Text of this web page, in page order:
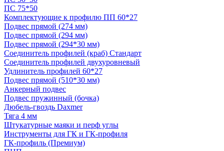
ПС 75*50
Комплектующие к профилю ПП 60*27
Подвес прямой (274 мм)
Подвес прямой (294 мм)
Подвес прямой (294*30 мм)
Соединитель профилей (краб) Стандарт
Соединитель профилей двухуровневый
Удлинитель профилей 60*27
Подвес прямой (510*30 мм)
Анкерный подвес
Подвес пружинный (бочка)
Дюбель-гвоздь Daxmer
Тяга 4 мм
Штукатурные маяки и перф углы
Инструменты для ГК и ГК-профиля
ГК-профиль (Премиум)